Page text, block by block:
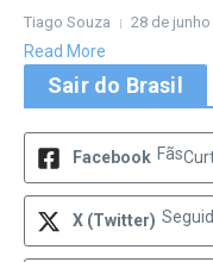
Tiago Souza 28 de
Read More
Sair do Brasil
Facebook Fãs
X (Twitter)